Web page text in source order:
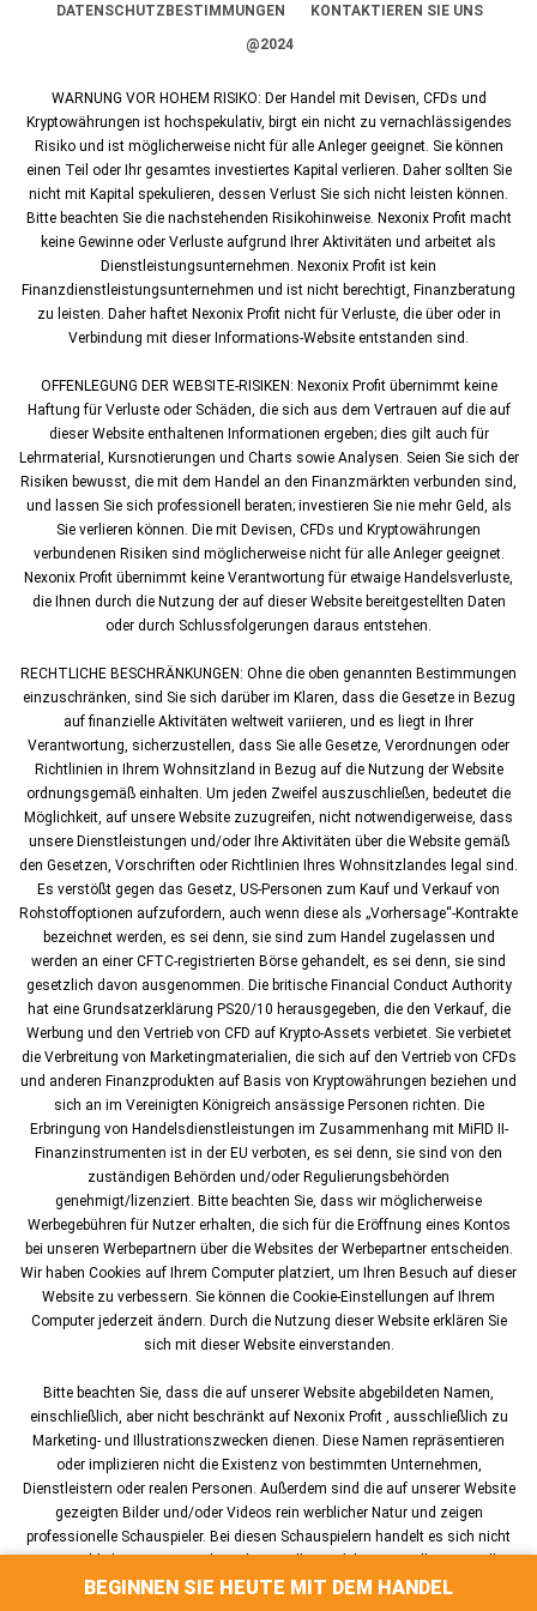
BEGINNEN SIE HEUTE MIT DEM HANDEL
DATENSCHUTZBESTIMMUNGEN
KONTAKTIEREN SIE UNS
@2024
WARNUNG VOR HOHEM RISIKO: Der Handel mit Devisen, CFDs und
Kryptowährungen ist hochspekulativ, birgt ein nicht zu vernachlässigendes
Risiko und ist möglicherweise nicht für alle Anleger geeignet. Sie können
einen Teil oder Ihr gesamtes investiertes Kapital verlieren. Daher sollten Sie
nicht mit Kapital spekulieren, dessen Verlust Sie sich nicht leisten können.
Bitte beachten Sie die nachstehenden Risikohinweise. Nexonix Profit macht
keine Gewinne oder Verluste aufgrund Ihrer Aktivitäten und arbeitet als
Dienstleistungsunternehmen. Nexonix Profit ist kein
Finanzdienstleistungsunternehmen und ist nicht berechtigt, Finanzberatung
zu leisten. Daher haftet Nexonix Profit nicht für Verluste, die über oder in
Verbindung mit dieser Informations-Website entstanden sind.
OFFENLEGUNG DER WEBSITE-RISIKEN: Nexonix Profit übernimmt keine
Haftung für Verluste oder Schäden, die sich aus dem Vertrauen auf die auf
dieser Website enthaltenen Informationen ergeben; dies gilt auch für
Lehrmaterial, Kursnotierungen und Charts sowie Analysen. Seien Sie sich der
Risiken bewusst, die mit dem Handel an den Finanzmärkten verbunden sind,
und lassen Sie sich professionell beraten; investieren Sie nie mehr Geld, als
Sie verlieren können. Die mit Devisen, CFDs und Kryptowährungen
verbundenen Risiken sind möglicherweise nicht für alle Anleger geeignet.
Nexonix Profit übernimmt keine Verantwortung für etwaige Handelsverluste,
die Ihnen durch die Nutzung der auf dieser Website bereitgestellten Daten
oder durch Schlussfolgerungen daraus entstehen.
RECHTLICHE BESCHRÄNKUNGEN: Ohne die oben genannten Bestimmungen
einzuschränken, sind Sie sich darüber im Klaren, dass die Gesetze in Bezug
auf finanzielle Aktivitäten weltweit variieren, und es liegt in Ihrer
Verantwortung, sicherzustellen, dass Sie alle Gesetze, Verordnungen oder
Richtlinien in Ihrem Wohnsitzland in Bezug auf die Nutzung der Website
ordnungsgemäß einhalten. Um jeden Zweifel auszuschließen, bedeutet die
Möglichkeit, auf unsere Website zuzugreifen, nicht notwendigerweise, dass
unsere Dienstleistungen und/oder Ihre Aktivitäten über die Website gemäß
den Gesetzen, Vorschriften oder Richtlinien Ihres Wohnsitzlandes legal sind.
Es verstößt gegen das Gesetz, US-Personen zum Kauf und Verkauf von
Rohstoffoptionen aufzufordern, auch wenn diese als „Vorhersage“-Kontrakte
bezeichnet werden, es sei denn, sie sind zum Handel zugelassen und
werden an einer CFTC-registrierten Börse gehandelt, es sei denn, sie sind
gesetzlich davon ausgenommen. Die britische Financial Conduct Authority
hat eine Grundsatzerklärung PS20/10 herausgegeben, die den Verkauf, die
Werbung und den Vertrieb von CFD auf Krypto-Assets verbietet. Sie verbietet
die Verbreitung von Marketingmaterialien, die sich auf den Vertrieb von CFDs
und anderen Finanzprodukten auf Basis von Kryptowährungen beziehen und
sich an im Vereinigten Königreich ansässige Personen richten. Die
Erbringung von Handelsdienstleistungen im Zusammenhang mit MiFID II-
Finanzinstrumenten ist in der EU verboten, es sei denn, sie sind von den
zuständigen Behörden und/oder Regulierungsbehörden
genehmigt/lizenziert. Bitte beachten Sie, dass wir möglicherweise
Werbegebühren für Nutzer erhalten, die sich für die Eröffnung eines Kontos
bei unseren Werbepartnern über die Websites der Werbepartner entscheiden.
Wir haben Cookies auf Ihrem Computer platziert, um Ihren Besuch auf dieser
Website zu verbessern. Sie können die Cookie-Einstellungen auf Ihrem
Computer jederzeit ändern. Durch die Nutzung dieser Website erklären Sie
sich mit dieser Website einverstanden.
Bitte beachten Sie, dass die auf unserer Website abgebildeten Namen,
einschließlich, aber nicht beschränkt auf Nexonix Profit , ausschließlich zu
Marketing- und Illustrationszwecken dienen. Diese Namen repräsentieren
oder implizieren nicht die Existenz von bestimmten Unternehmen,
Dienstleistern oder realen Personen. Außerdem sind die auf unserer Website
gezeigten Bilder und/oder Videos rein werblicher Natur und zeigen
professionelle Schauspieler. Bei diesen Schauspielern handelt es sich nicht
nicht als Befürwortungen oder Darstellungen realer Erfahrungen interpretiert